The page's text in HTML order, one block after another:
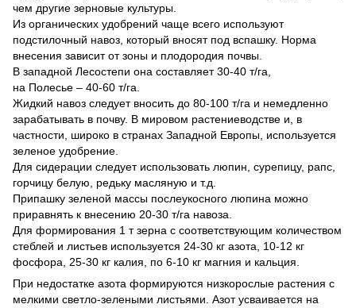
чем другие зерновые культуры.
Из органических удобрений чаще всего используют
подстилочный навоз, который вносят под вспашку. Норма
внесения зависит от зоны и плодородия почвы.
В западной Лесостепи она составляет 30-40 т/га,
на Полесье – 40-60 т/га.
Жидкий навоз следует вносить до 80-100 т/га и немедленно
зарабатывать в почву. В мировом растениеводстве и, в
частности, широко в странах Западной Европы, используется
зеленое удобрение.
Для сидерации следует использовать люпин, сурепицу, рапс,
горчицу белую, редьку масляную и т.д.
Припашку зеленой массы послеукосного люпина можно
приравнять к внесению 20-30 т/га навоза.
Для формирования 1 т зерна с соответствующим количеством
стеблей и листьев используется 24-30 кг азота, 10-12 кг
фосфора, 25-30 кг калия, по 6-10 кг магния и кальция.
При недостатке азота формируются низкорослые растения с
мелкими светло-зелеными листьями. Азот усваивается на